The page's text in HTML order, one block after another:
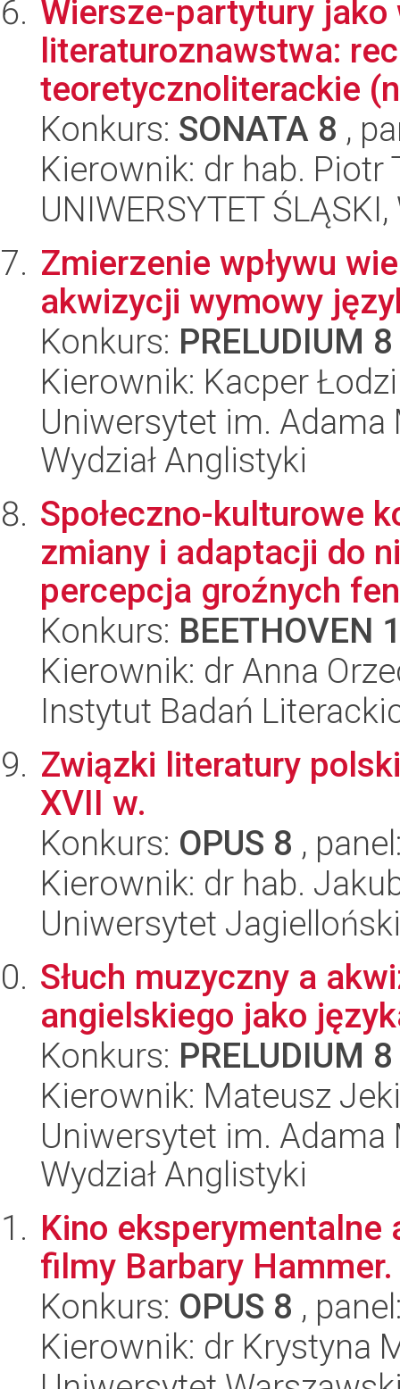
Wiersze-partytury jako
literaturoznawstwa:
teoretycznoliterackie
Konkurs: SONATA 8 ,
Kierownik: dr hab. Piotr
UNIWERSYTET
Zmierzenie wpływu
akwizycji wymowy
Konkurs: PRELUDIUM 8
Kierownik: Kacper
Uniwersytet im.
Wydział Anglistyki
Społeczno-kulturowe
zmiany i adaptacji do
percepcja groźnych
Konkurs: BEETHOVEN
Kierownik: dr Anna
Instytut Badań
Związki literatury
XVII w.
Konkurs: OPUS 8 ,
Kierownik: dr hab.
Uniwersytet
Słuch muzyczny a
angielskiego jako
Konkurs: PRELUDIUM 8
Kierownik: Mateusz
Uniwersytet im.
Wydział Anglistyki
Kino eksperymentalne
filmy Barbary Hammer.
Konkurs: OPUS 8 ,
Kierownik: dr Krystyna